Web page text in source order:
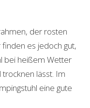
der rosten
es jedoch gut,
bei heißem Wetter
trocknen lässt. Im
eine gute